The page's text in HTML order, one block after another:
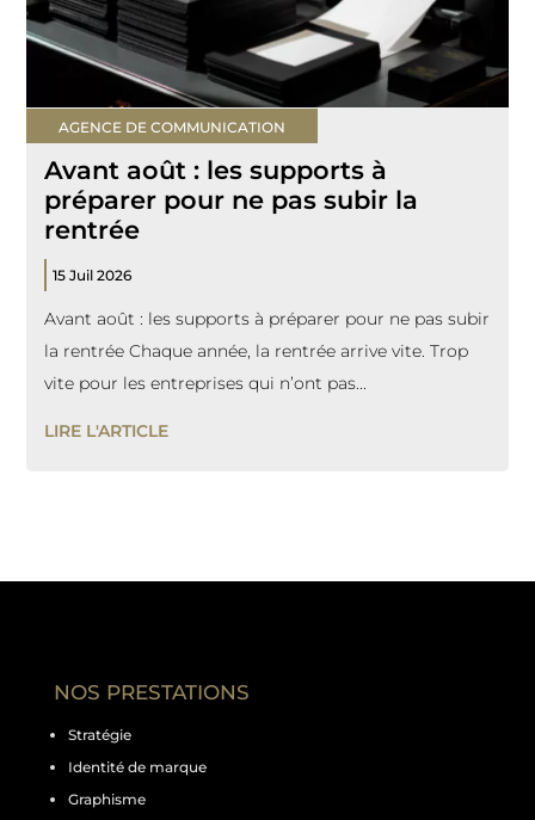
AGENCE DE COMMUNICATION
Avant août : les supports à
préparer pour ne pas subir la
rentrée
15 Juil 2026
Avant août : les supports à préparer pour ne pas subir
la rentrée Chaque année, la rentrée arrive vite. Trop
vite pour les entreprises qui n’ont pas...
LIRE L'ARTICLE
NOS PRESTATIONS
Stratégie
Identité de marque
Graphisme